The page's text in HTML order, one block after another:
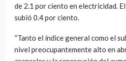
de 2.1 por ciento en electricidad.
subió 0.4 por ciento.
“Tanto el índice general como el
nivel preocupantemente alto en